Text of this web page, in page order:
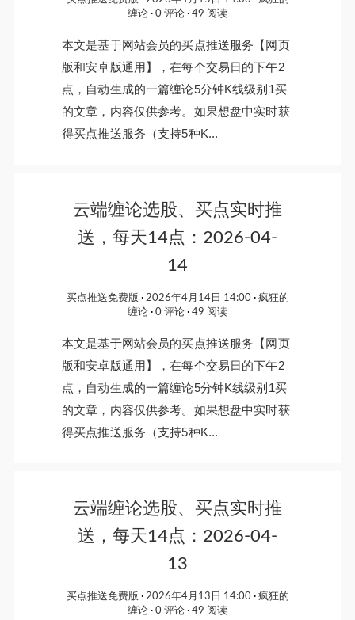
缠论
0 评论 49 阅读
本文是基于网站会员的买点推送服务【网页
版和安卓版通用】，在每个交易日的下午2
点，自动生成的一篇缠论5分钟K线级别1买
的文章，内容仅供参考。如果想盘中实时获
得买点推送服务（支持5种K...
云端缠论选股、买点实时推
送，每天14点：2026-04-
14
买点推送免费版 2026年4月14日 14:00
疯狂的
缠论
0 评论 49 阅读
本文是基于网站会员的买点推送服务【网页
版和安卓版通用】，在每个交易日的下午2
点，自动生成的一篇缠论5分钟K线级别1买
的文章，内容仅供参考。如果想盘中实时获
得买点推送服务（支持5种K...
云端缠论选股、买点实时推
送，每天14点：2026-04-
13
买点推送免费版 2026年4月13日 14:00
疯狂的
缠论
0 评论 49 阅读